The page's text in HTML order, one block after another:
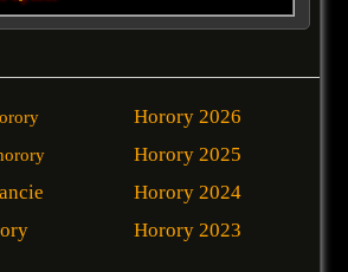
Horory 2026
Horory 2025
Horory 2024
Horory 2023